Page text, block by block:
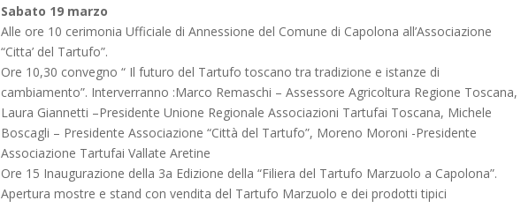
Sabato 19 marzo
Alle ore 10 cerimonia Ufficiale di Annessione del Comune di Capolona all’Associazione
“Citta’ del Tartufo”.
Ore 10,30 convegno “ Il futuro del Tartufo toscano tra tradizione e istanze di
cambiamento”. Interverranno :Marco Remaschi – Assessore Agricoltura Regione Toscana,
Laura Giannetti –Presidente Unione Regionale Associazioni Tartufai Toscana, Michele
Boscagli – Presidente Associazione “Città del Tartufo”, Moreno Moroni -Presidente
Associazione Tartufai Vallate Aretine
Ore 15 Inaugurazione della 3a Edizione della “Filiera del Tartufo Marzuolo a Capolona”.
Apertura mostre e stand con vendita del Tartufo Marzuolo e dei prodotti tipici